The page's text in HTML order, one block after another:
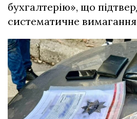
бухгалтерію», що
систематичне вимагання